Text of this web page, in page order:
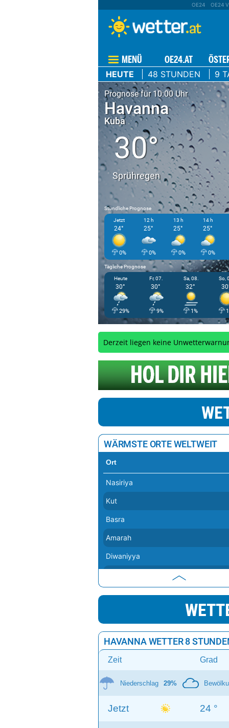
OE24 OE24
MENÜ OE24.AT
HEUTE 48 STUNDEN 9
Prognose für 10:00 Uhr
Havanna
Kuba
30°
Sprühregen
Stündliche Prognose
Jetzt
24°
0%
12 h
25°
0%
13 h
25°
0%
14 h
25°
0%
Tägliche Prognose
Heute
30°
29%
Fr, 07.
30°
9%
Sa, 08.
32°
1%
So,
Derzeit liegen keine
WÄRMSTE ORTE WELTWEIT
Ort
Nasiriya
Kut
Basra
Amarah
Diwaniyya
Baquba
Bagdad
HAVANNA WETTER 8
Zeit Grad
Niederschlag 29%
Jetzt 24 °